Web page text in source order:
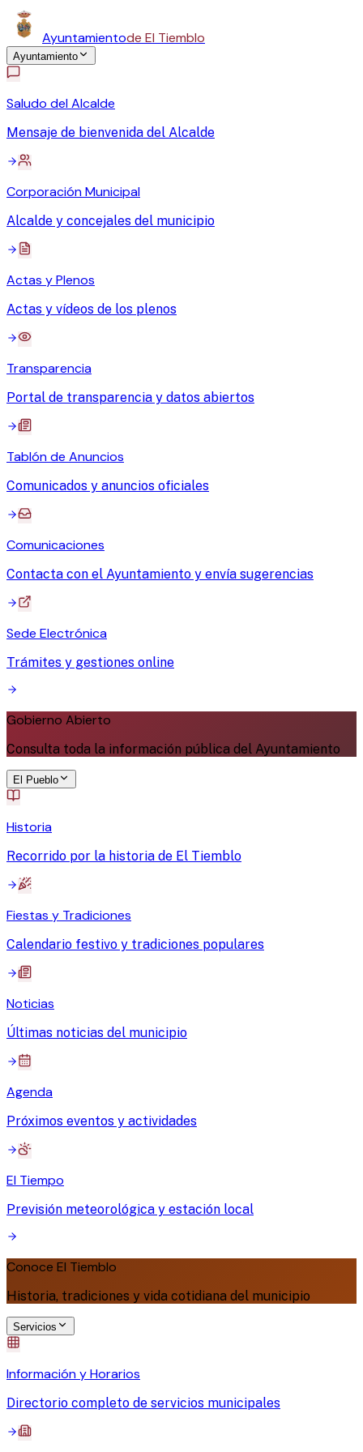
Ayuntamientode El Tiemblo
Ayuntamiento
Saludo del Alcalde
Mensaje de bienvenida del Alcalde
Corporación Municipal
Alcalde y concejales del municipio
Actas y Plenos
Actas y vídeos de los plenos
Transparencia
Portal de transparencia y datos abiertos
Tablón de Anuncios
Comunicados y anuncios oficiales
Comunicaciones
Contacta con el Ayuntamiento y envía sugerencias
Sede Electrónica
Trámites y gestiones online
Gobierno Abierto
Consulta toda la información pública del Ayuntamiento
El Pueblo
Historia
Recorrido por la historia de El Tiemblo
Fiestas y Tradiciones
Calendario festivo y tradiciones populares
Noticias
Últimas noticias del municipio
Agenda
Próximos eventos y actividades
El Tiempo
Previsión meteorológica y estación local
Conoce El Tiemblo
Historia, tradiciones y vida cotidiana del municipio
Servicios
Información y Horarios
Directorio completo de servicios municipales